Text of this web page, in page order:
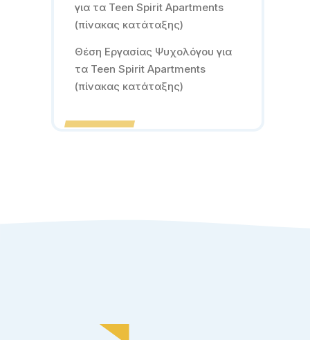
για τα Teen Spirit Apartments
(πίνακας κατάταξης)
Θέση Εργασίας Ψυχολόγου για
τα Teen Spirit Apartments
(πίνακας κατάταξης)